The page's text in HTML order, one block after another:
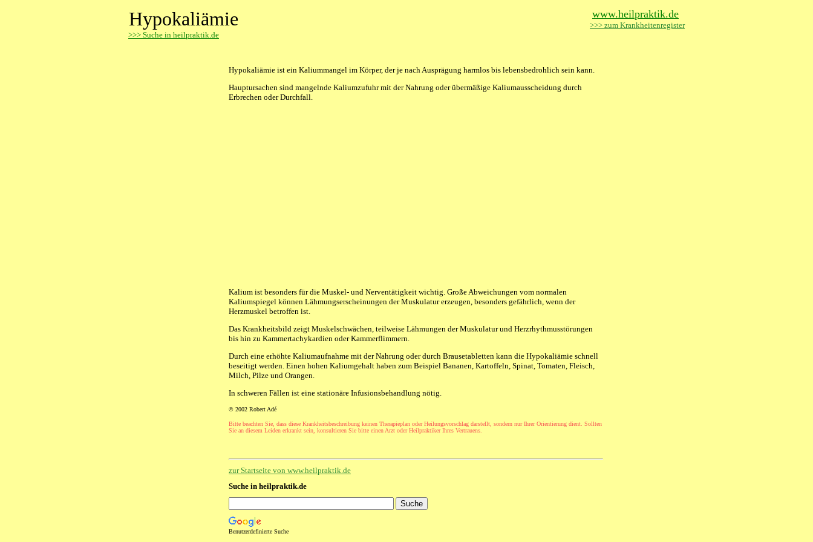
Hypokaliämie
>>> Suche in heilpraktik.de
www.heilpraktik.de
>>> zum Krankheitenregister
Hypokaliämie ist ein Kaliummangel im Körper, der je nach Ausprägung harmlos bis lebensbedrohlich sein kann.
Hauptursachen sind mangelnde Kaliumzufuhr mit der Nahrung oder übermäßige Kaliumausscheidung durch
Erbrechen oder Durchfall.
Kalium ist besonders für die Muskel- und Nerventätigkeit wichtig. Große Abweichungen vom normalen
Kaliumspiegel können Lähmungserscheinungen der Muskulatur erzeugen, besonders gefährlich, wenn der
Herzmuskel betroffen ist.
Das Krankheitsbild zeigt Muskelschwächen, teilweise Lähmungen der Muskulatur und Herzrhythmusstörungen
bis hin zu Kammertachykardien oder Kammerflimmern.
Durch eine erhöhte Kaliumaufnahme mit der Nahrung oder durch Brausetabletten kann die Hypokaliämie schnell
beseitigt werden. Einen hohen Kaliumgehalt haben zum Beispiel Bananen, Kartoffeln, Spinat, Tomaten, Fleisch,
Milch, Pilze und Orangen.
In schweren Fällen ist eine stationäre Infusionsbehandlung nötig.
© 2002 Robert Adé
Bitte beachten Sie, dass diese Krankheitsbeschreibung keinen Therapieplan oder Heilungsvorschlag darstellt, sondern nur Ihrer Orientierung dient. Sollten
Sie an diesem Leiden erkrankt sein, konsultieren Sie bitte einen Arzt oder Heilpraktiker Ihres Vertrauens.
zur Startseite von www.heilpraktik.de
Suche in heilpraktik.de
Benutzerdefinierte Suche